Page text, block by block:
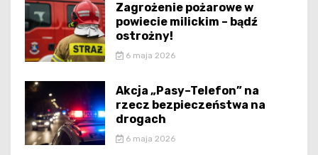
Zagrożenie pożarowe w
powiecie milickim – bądź
ostrożny!
6 maja 2026
Akcja „Pasy–Telefon” na
rzecz bezpieczeństwa na
drogach
6 maja 2026